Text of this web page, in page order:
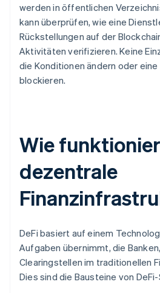
werden in öffentlichen
kann überprüfen, wie eine
Rückstellungen auf der
Aktivitäten verifizieren. Keine
die Konditionen ändern oder
blockieren.
Wie
dezentrale
DeFi basiert auf einem
Aufgaben übernimmt, die
Clearingstellen im traditionellen
Dies sind die Bausteine von